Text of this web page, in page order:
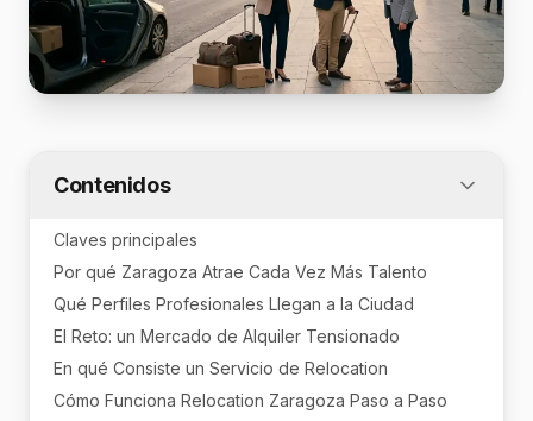
Contenidos
Claves principales
Por qué Zaragoza Atrae Cada Vez Más Talento
Qué Perfiles Profesionales Llegan a la Ciudad
El Reto: un Mercado de Alquiler Tensionado
En qué Consiste un Servicio de Relocation
Cómo Funciona Relocation Zaragoza Paso a Paso